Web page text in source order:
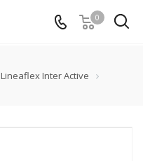
0
Lineaflex Inter Active